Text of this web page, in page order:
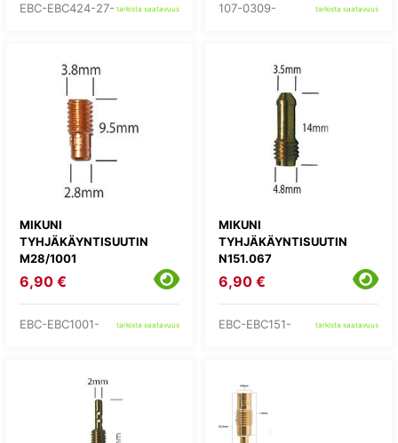
EBC-EBC424-27- tarkista saatavuus 107-0309- tarkista saatavuus
MIKUNI
TYHJÄKÄYNTISUUTIN
M28/1001
6,90 €
EBC-EBC1001- tarkista saatavuus
MIKUNI
TYHJÄKÄYNTISUUTIN
N151.067
6,90 €
EBC-EBC151- tarkista saatavuus